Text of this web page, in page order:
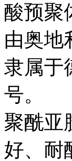
酸预聚
由奥地
隶属于
号。
聚酰亚
好、耐